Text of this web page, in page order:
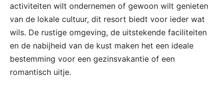
activiteiten wilt ondernemen of gewoon wilt genieten
van de lokale cultuur, dit resort biedt voor ieder wat
wils. De rustige omgeving, de uitstekende faciliteiten
en de nabijheid van de kust maken het een ideale
bestemming voor een gezinsvakantie of een
romantisch uitje.